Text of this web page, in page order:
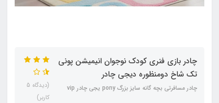
چادر بازی فنری کودک نوجوان انیمیشن پونی
تک شاخ دومنظوره دیجی چادر
چادر مسافرتی بچه گانه سایز بزرگ pony یجی چادر vip
(دیدگاه 5
کاربر)